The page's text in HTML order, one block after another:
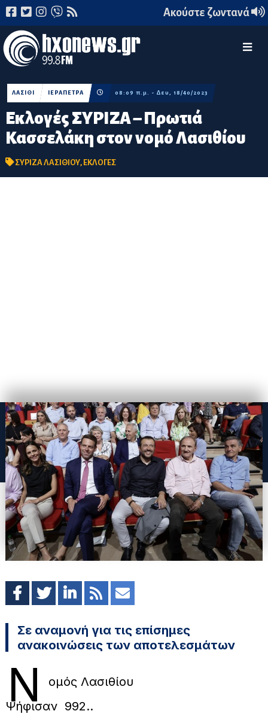
Ακούστε ζωντανά
Εκλογές ΣΥΡΙΖΑ – Πρωτιά
Κασσελάκη στον νομό Λασιθίου
ΛΑΣΙΘΙ ΙΕΡΑΠΕΤΡΑ 08:09 π.μ. - Δευ, 18/40/2023
ΣΥΡΙΖΑ ΛΑΣΙΘΙΟΥ, ΕΚΛΟΓΕΣ
Σε αναμονή για τις επίσημες
ανακοινώσεις των αποτελεσμάτων
Ν
ομός Λασιθίου
Ψήφισαν 992..